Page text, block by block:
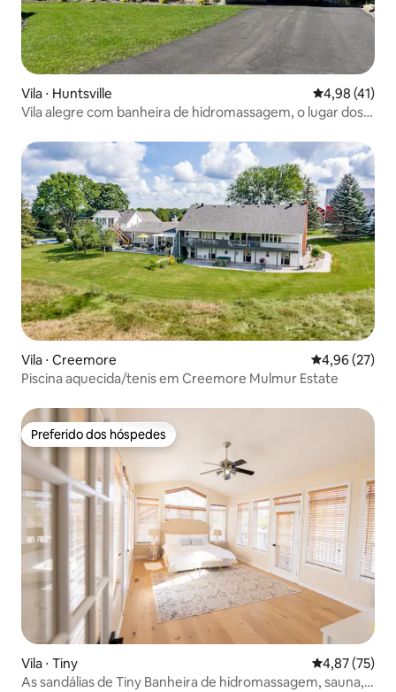
Vila ⋅ Huntsville 4,98 de uma
4,98 (41)
Vila alegre com banheira de hidromassagem, o lugar dos
Vila ⋅ Creemore 4,96 de uma
4,96 (27)
Piscina aquecida/tenis em Creemore Mulmur Estate
Preferido dos hóspedes
Preferido dos hóspedes
Vila ⋅ Tiny 4,87 de uma
4,87 (75)
As sandálias de Tiny Banheira de hidromassagem, sauna,